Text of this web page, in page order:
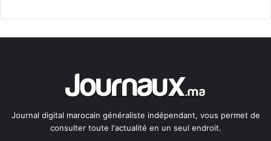
Journal digital marocain généraliste indépendant, vous permet de
consulter toute l'actualité en un seul endroit.